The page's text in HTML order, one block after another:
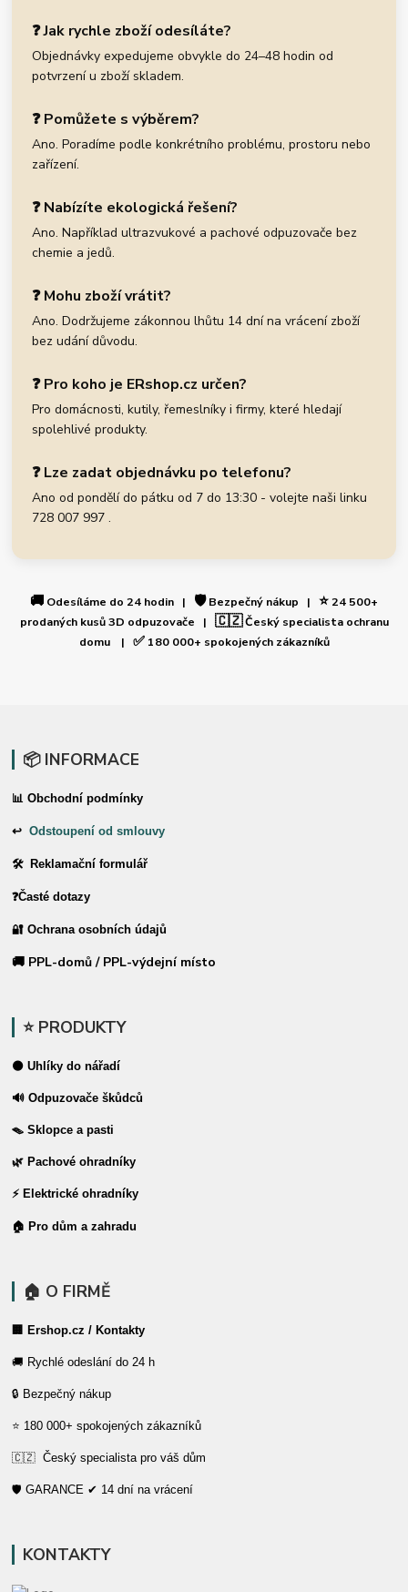
❓ Jak rychle zboží odesíláte?
Objednávky expedujeme obvykle do 24–48 hodin od
potvrzení u zboží skladem.
❓ Pomůžete s výběrem?
Ano. Poradíme podle konkrétního problému, prostoru nebo
zařízení.
❓ Nabízíte ekologická řešení?
Ano. Například ultrazvukové a pachové odpuzovače bez
chemie a jedů.
❓ Mohu zboží vrátit?
Ano. Dodržujeme zákonnou lhůtu 14 dní na vrácení zboží
bez udání důvodu.
❓ Pro koho je ERshop.cz určen?
Pro domácnosti, kutily, řemeslníky i firmy, které hledají
spolehlivé produkty.
❓ Lze zadat objednávku po telefonu?
Ano od pondělí do pátku od 7 do 13:30 - volejte naši linku
728 007 997 .
🚚 Odesíláme do 24 hodin | 🛡️Bezpečný nákup | ⭐24 500+
prodaných kusů 3D odpuzovače | 🇨🇿Český specialista ochranu
domu | ✅180 000+ spokojených zákazníků
📦 INFORMACE
📊 Obchodní podmínky
↩Odstoupení od smlouvy
🛠 Reklamační formulář
❓Časté dotazy
🔐 Ochrana osobních údajů
🚚 PPL-domů / PPL-výdejní místo
⭐ PRODUKTY
⚫ Uhlíky do nářadí
🔊 Odpuzovače škůdců
🪤 Sklopce a pasti
🌿 Pachové ohradníky
⚡ Elektrické ohradníky
🏠 Pro dům a zahradu
🏠 O FIRMĚ
🏢 Ershop.cz / Kontakty
🚚 Rychlé odeslání do 24 h
🔒 Bezpečný nákup
⭐ 180 000+ spokojených zákazníků
🇨🇿 Český specialista pro váš dům
🛡️ GARANCE ✔ 14 dní na vrácení
KONTAKTY